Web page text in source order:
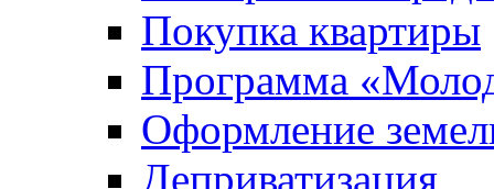
Покупка квартиры
Программа
Оформление
Деприватизация